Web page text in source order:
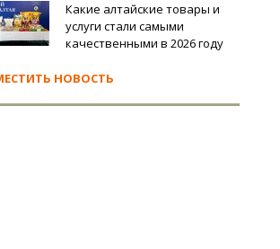
Какие алтайские товары и
услуги стали самыми
качественными в 2026 году
НОВОСТЬ